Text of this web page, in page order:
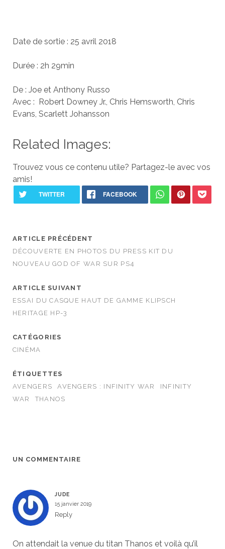
Date de sortie : 25 avril 2018
Durée : 2h 29min
De : Joe et Anthony Russo
Avec : Robert Downey Jr., Chris Hemsworth, Chris
Evans, Scarlett Johansson
Related Images:
Trouvez vous ce contenu utile? Partagez-le avec vos
amis!
ARTICLE PRÉCÉDENT
DÉCOUVERTE EN PHOTOS DU PRESS KIT DU
NOUVEAU GOD OF WAR SUR PS4
ARTICLE SUIVANT
ESSAI DU CASQUE HAUT DE GAMME KLIPSCH
HERITAGE HP-3
CATÉGORIES
CINÉMA
ÉTIQUETTES
AVENGERS
AVENGERS : INFINITY WAR
INFINITY
WAR
THANOS
UN COMMENTAIRE
JUDE
15 janvier 2019
Reply
On attendait la venue du titan Thanos et voilà qu’il